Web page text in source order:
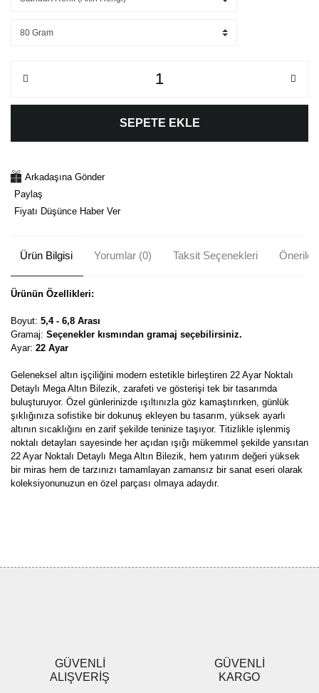
SEPETE EKLE
Arkadaşına Gönder
Paylaş
Fiyatı Düşünce Haber Ver
Ürün Bilgisi Yorumlar (0) Taksit Seçenekleri
Ürünün Özellikleri:
Boyut: 5,4 - 6,8 Arası
Gramaj: Seçenekler kısmından gramaj seçebilirsiniz.
Ayar: 22 Ayar
Geleneksel altın işçiliğini modern estetikle birleştiren 22 Ayar Noktalı
Detaylı Mega Altın Bilezik, zarafeti ve gösterişi tek bir tasarımda
buluşturuyor. Özel günlerinizde ışıltınızla göz kamaştırırken, günlük
şıklığınıza sofistike bir dokunuş ekleyen bu tasarım, yüksek ayarlı
altının sıcaklığını en zarif şekilde teninize taşıyor. Titizlikle işlenmiş
noktalı detayları sayesinde her açıdan ışığı mükemmel şekilde yansıtan
22 Ayar Noktalı Detaylı Mega Altın Bilezik, hem yatırım değeri yüksek
bir miras hem de tarzınızı tamamlayan zamansız bir sanat eseri olarak
koleksiyonunuzun en özel parçası olmaya adaydır.
Ürün fiyatı diğer sitelerden daha pahalı.
Bu ürüne benzer farklı alternatifler olmalı.
GÜVENLİ
ALIŞVERİŞ
GÜVENLİ
KARGO